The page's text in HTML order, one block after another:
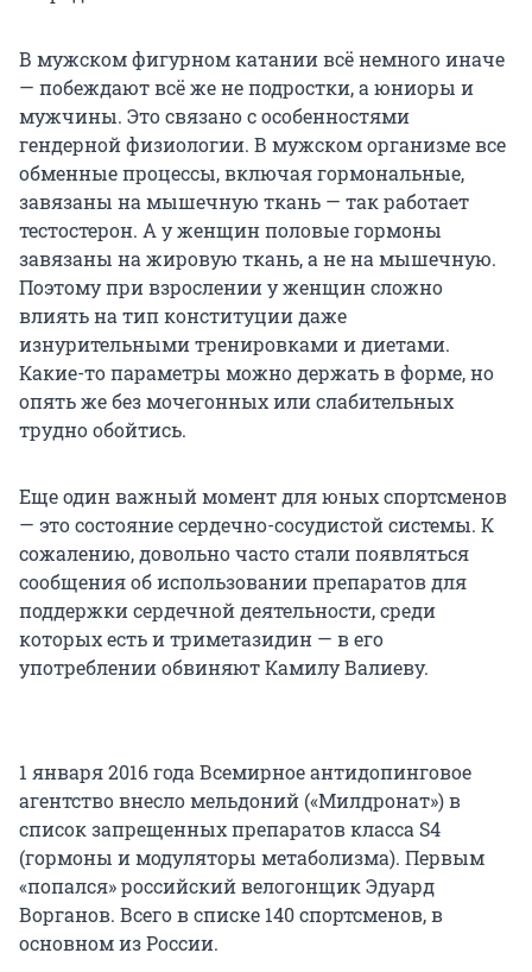
В мужском фигурном катании всё немного иначе
— побеждают всё же не подростки, а юниоры и
мужчины. Это связано с особенностями
гендерной физиологии. В мужском организме все
обменные процессы, включая гормональные,
завязаны на мышечную ткань — так работает
тестостерон. А у женщин половые гормоны
завязаны на жировую ткань, а не на мышечную.
Поэтому при взрослении у женщин сложно
влиять на тип конституции даже
изнурительными тренировками и диетами.
Какие-то параметры можно держать в форме, но
опять же без мочегонных или слабительных
трудно обойтись.
Еще один важный момент для юных спортсменов
— это состояние сердечно-сосудистой системы. К
сожалению, довольно часто стали появляться
сообщения об использовании препаратов для
поддержки сердечной деятельности, среди
которых есть и триметазидин — в его
употреблении обвиняют Камилу Валиеву.
1 января 2016 года Всемирное антидопинговое
агентство внесло мельдоний («Милдронат») в
список запрещенных препаратов класса S4
(гормоны и модуляторы метаболизма). Первым
«попался» российский велогонщик Эдуард
Ворганов. Всего в списке 140 спортсменов, в
основном из России.